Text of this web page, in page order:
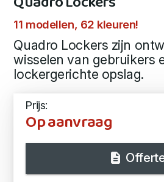
11 modellen, 62 kleuren!
Quadro Lockers zijn
wisselen van gebruikers
lockergerichte opslag.
Prijs:
Op aanvraag